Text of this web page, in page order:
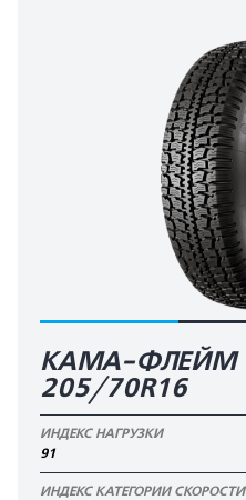
КАМА-ФЛЕЙМ
205/70R16
ИНДЕКС НАГРУЗКИ
91
ИНДЕКС КАТЕГОРИИ СКОРОСТИ